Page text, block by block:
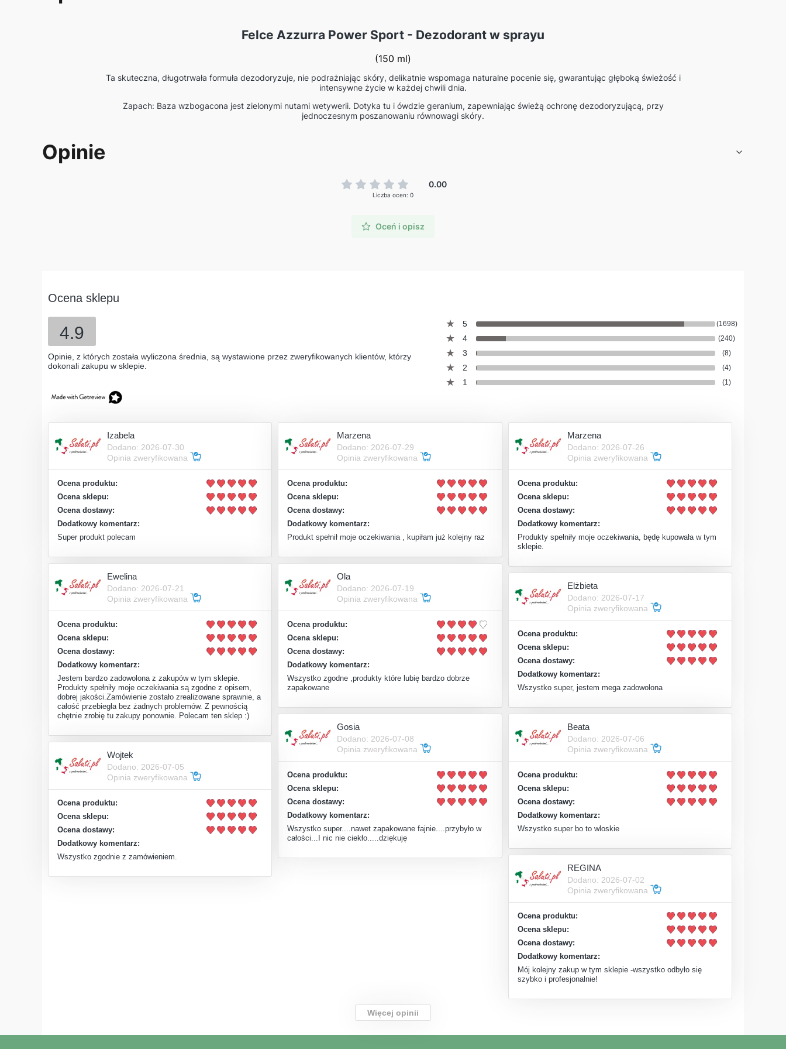
Felce Azzurra Power Sport - Dezodorant w sprayu
(150 ml)
Ta skuteczna, długotrwała formuła dezodoryzuje, nie podrażniając skóry, delikatnie wspomaga naturalne pocenie się, gwarantując głęboką świeżość i
intensywne życie w każdej chwili dnia.
Zapach: Baza wzbogacona jest zielonymi nutami wetywerii. Dotyka tu i ówdzie geranium, zapewniając świeżą ochronę dezodoryzującą, przy
jednoczesnym poszanowaniu równowagi skóry.
Opinie
0.00
Liczba ocen: 0
Oceń i opisz
Ocena sklepu
4.9
Opinie, z których została wyliczona średnia, są wystawione przez zweryfikowanych klientów, którzy
dokonali zakupu w sklepie.
5 (1698)
4 (240)
3 (8)
2 (4)
1 (1)
Izabela
Dodano: 2026-07-30
Opinia zweryfikowana
Ocena produktu:
Ocena sklepu:
Ocena dostawy:
Dodatkowy komentarz:
Super produkt polecam
Marzena
Dodano: 2026-07-29
Opinia zweryfikowana
Ocena produktu:
Ocena sklepu:
Ocena dostawy:
Dodatkowy komentarz:
Produkt spełnił moje oczekiwania , kupiłam już kolejny raz
Marzena
Dodano: 2026-07-26
Opinia zweryfikowana
Ocena produktu:
Ocena sklepu:
Ocena dostawy:
Dodatkowy komentarz:
Produkty spełniły moje oczekiwania, będę kupowała w tym
sklepie.
Ewelina
Dodano: 2026-07-21
Opinia zweryfikowana
Ocena produktu:
Ocena sklepu:
Ocena dostawy:
Dodatkowy komentarz:
Jestem bardzo zadowolona z zakupów w tym sklepie.
Produkty spełniły moje oczekiwania są zgodne z opisem,
dobrej jakości.Zamówienie zostało zrealizowane sprawnie, a
całość przebiegła bez żadnych problemów. Z pewnością
chętnie zrobię tu zakupy ponownie. Polecam ten sklep :)
Ola
Dodano: 2026-07-19
Opinia zweryfikowana
Ocena produktu:
Ocena sklepu:
Ocena dostawy:
Dodatkowy komentarz:
Wszystko zgodne ,produkty które lubię bardzo dobrze
zapakowane
Elżbieta
Dodano: 2026-07-17
Opinia zweryfikowana
Ocena produktu:
Ocena sklepu:
Ocena dostawy:
Dodatkowy komentarz:
Wszystko super, jestem mega zadowolona
Gosia
Dodano: 2026-07-08
Opinia zweryfikowana
Ocena produktu:
Ocena sklepu:
Ocena dostawy:
Dodatkowy komentarz:
Wszystko super....nawet zapakowane fajnie....przybyło w
całości...I nic nie ciekło.....dziękuję
Beata
Dodano: 2026-07-06
Opinia zweryfikowana
Ocena produktu:
Ocena sklepu:
Ocena dostawy:
Dodatkowy komentarz:
Wszystko super bo to wloskie
Wojtek
Dodano: 2026-07-05
Opinia zweryfikowana
Ocena produktu:
Ocena sklepu:
Ocena dostawy:
Dodatkowy komentarz:
Wszystko zgodnie z zamówieniem.
REGINA
Dodano: 2026-07-02
Opinia zweryfikowana
Ocena produktu:
Ocena sklepu:
Ocena dostawy:
Dodatkowy komentarz:
Mój kolejny zakup w tym sklepie -wszystko odbyło się
szybko i profesjonalnie!
Więcej opinii